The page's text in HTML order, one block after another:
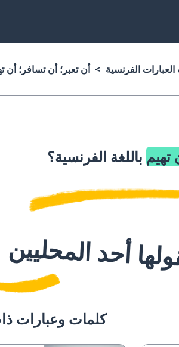
الفرنسية أن تعبر؛ أن تسافر؛ أن
تهيم باللغة الفرنسية؟
أحد المحليين
كلمات وعبارات